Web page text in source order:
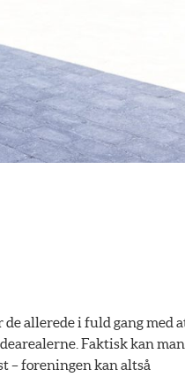
allerede i fuld gang med
Faktisk kan man
– foreningen kan altså